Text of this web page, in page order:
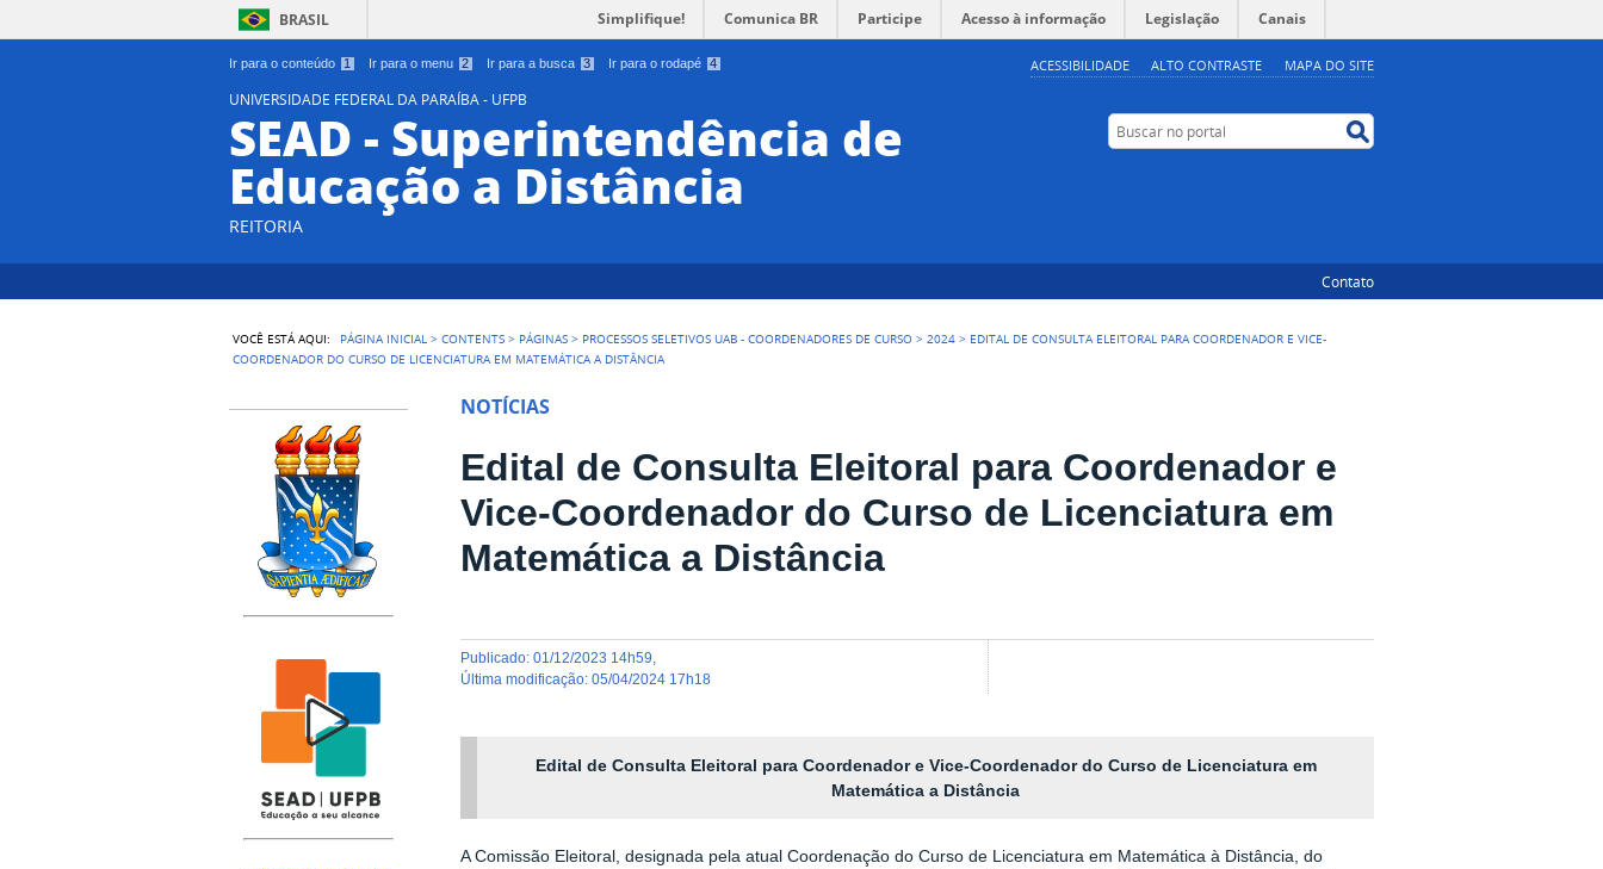
Ir para o conteúdo 1 Ir para o menu 2 Ir para a busca 3 Ir para o rodapé 4 ACESSIBILIDADE ALTO CONTRASTE MAPA DO SITE
BRASIL Simplifique! Comunica BR Participe Acesso à informação Legislação Canais
UNIVERSIDADE FEDERAL DA PARAÍBA - UFPB
SEAD - Superintendência de
Educação a Distância
REITORIA
Buscar no portal
Contato
VOCÊ ESTÁ AQUI: PÁGINA INICIAL >CONTENTS > PÁGINAS > PROCESSOS SELETIVOS UAB - COORDENADORES DE CURSO >2024 > EDITAL DE CONSULTA ELEITORAL PARA COORDENADOR E VICE-
COORDENADOR DO CURSO DE LICENCIATURA EM MATEMÁTICA A DISTÂNCIA
NOTÍCIAS
Edital de Consulta Eleitoral para Coordenador e
Vice-Coordenador do Curso de Licenciatura em
Matemática a Distância
publicado:01/12/2023 14h59
última modificação:05/04/2024 17h18
Edital de Consulta Eleitoral para Coordenador e Vice-Coordenador do Curso de Licenciatura em
Matemática a Distância
A Comissão Eleitoral, designada pela atual Coordenação do Curso de Licenciatura em Matemática à Distância, do